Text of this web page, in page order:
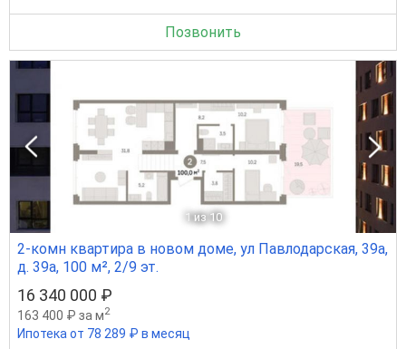
Позвонить
1 из 10
2-комн квартира в новом доме, ул Павлодарская, 39а,
д. 39а, 100 м², 2/9 эт.
16 340 000 ₽
163 400 ₽ за м2
Ипотека от 78 289 ₽ в месяц